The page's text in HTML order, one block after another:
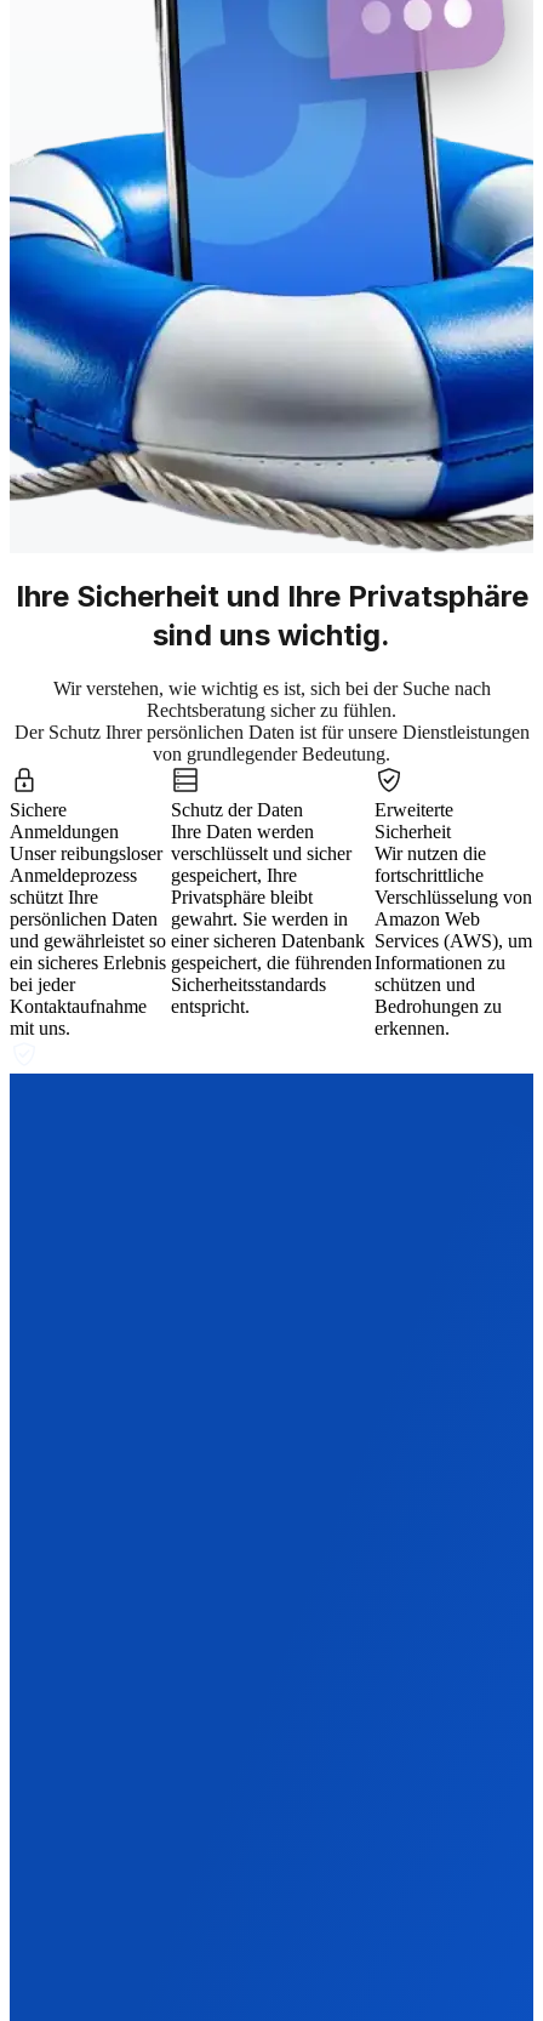
Ihre Sicherheit und Ihre Privatsphäre
sind uns wichtig.
Wir verstehen, wie wichtig es ist, sich bei der Suche nach
Rechtsberatung sicher zu fühlen.
Der Schutz Ihrer persönlichen Daten ist für unsere Dienstleistungen
von grundlegender Bedeutung.
Sichere
Anmeldungen
Unser reibungsloser
Anmeldeprozess
schützt Ihre
persönlichen Daten
und gewährleistet so
ein sicheres Erlebnis
bei jeder
Kontaktaufnahme
mit uns.
Schutz der Daten
Ihre Daten werden
verschlüsselt und sicher
gespeichert, Ihre
Privatsphäre bleibt
gewahrt. Sie werden in
einer sicheren Datenbank
gespeichert, die führenden
Sicherheitsstandards
entspricht.
Erweiterte
Sicherheit
Wir nutzen die
fortschrittliche
Verschlüsselung von
Amazon Web
Services (AWS), um
Informationen zu
schützen und
Bedrohungen zu
erkennen.